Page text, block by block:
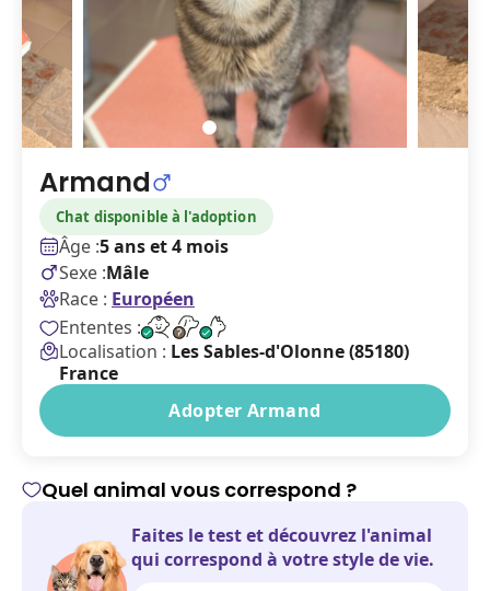
Armand
Chat disponible à l'adoption
Âge :5 ans et 4 mois
Sexe :Mâle
Race : Européen
Ententes :
Localisation : Les Sables-d'Olonne (85180)
France
Adopter Armand
Quel animal vous correspond ?
Faites le test et découvrez l'animal
qui correspond à votre style de vie.